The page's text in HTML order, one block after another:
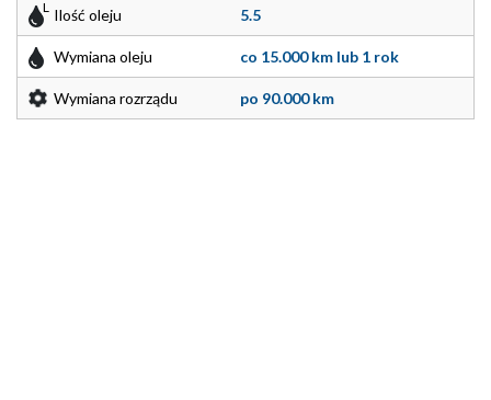
Ilość oleju 5.5
Wymiana oleju co 15.000 km lub 1 rok
Wymiana rozrządu po 90.000 km